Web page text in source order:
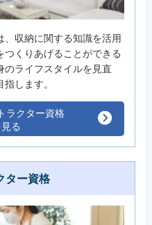
収納に関する知識を活用
くりあげることができる
のライフスタイルを見直
します。
ラクター資格
る
ター資格